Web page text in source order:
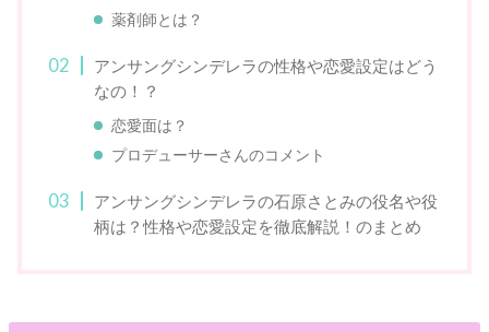
薬剤師とは？
アンサングシンデレラの性格や恋愛設定はどう
なの！？
恋愛面は？
プロデューサーさんのコメント
アンサングシンデレラの石原さとみの役名や役
柄は？性格や恋愛設定を徹底解説！のまとめ